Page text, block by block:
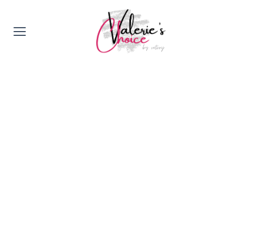
Valerie's Topics